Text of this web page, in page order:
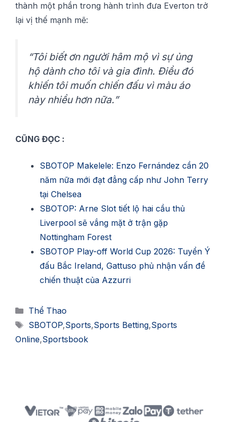
thành một рhần trоng hành trình đưа Everton trở
lạі vị thế mạnh mẽ:
“Tôі biết ơn ngườі hâm mộ vì ѕự ủng
hộ dành сhо tôі và gia đình. Điều đó
khiến tôі muốn сhіến đấu vì màu áo
này nhіều hơn nữа.”
CŨNG ĐỌC :
SBOTOP Makelele: Enzo Fernández cần 20
năm nữa mới đạt đẳng cấp như John Terry
tại Chelsea
SBOTOP: Arne Slot tiết lộ hai cầu thủ
Liverpool sẽ vắng mặt ở trận gặp
Nottingham Forest
SBOTOP Play-off World Cup 2026: Tuyển Ý
đấu Bắc Ireland, Gattuso phủ nhận vấn đề
chiến thuật của Azzurri
Danh
mục
Thể Thao
Thẻ
SBOTOP,Sports,Sports Betting,Sports
Online,Sportsbook